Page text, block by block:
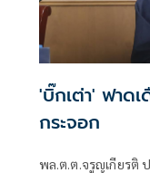
'บิ๊กเต่า' ฟาด
กระจอก
พล.ต.ต.จรูญเกียรติ